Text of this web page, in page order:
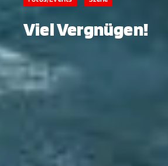
Viel Vergnügen!